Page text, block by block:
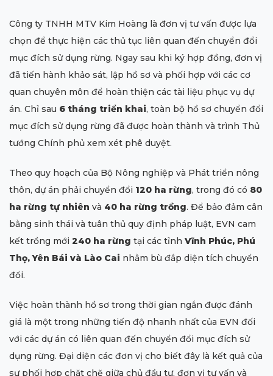
Công ty TNHH MTV Kim Hoàng là đơn vị tư vấn được lựa
chọn để thực hiện các thủ tục liên quan đến chuyển đổi
mục đích sử dụng rừng. Ngay sau khi ký hợp đồng, đơn vị
đã tiến hành khảo sát, lập hồ sơ và phối hợp với các cơ
quan chuyên môn để hoàn thiện các tài liệu phục vụ dự
án. Chỉ sau 6 tháng triển khai, toàn bộ hồ sơ chuyển đổi
mục đích sử dụng rừng đã được hoàn thành và trình Thủ
tướng Chính phủ xem xét phê duyệt.
Theo quy hoạch của Bộ Nông nghiệp và Phát triển nông
thôn, dự án phải chuyển đổi 120 ha rừng, trong đó có 80
ha rừng tự nhiên và 40 ha rừng trồng. Để bảo đảm cân
bằng sinh thái và tuân thủ quy định pháp luật, EVN cam
kết trồng mới 240 ha rừng tại các tỉnh Vĩnh Phúc, Phú
Thọ, Yên Bái và Lào Cai nhằm bù đắp diện tích chuyển
đổi.
Việc hoàn thành hồ sơ trong thời gian ngắn được đánh
giá là một trong những tiến độ nhanh nhất của EVN đối
với các dự án có liên quan đến chuyển đổi mục đích sử
dụng rừng. Đại diện các đơn vị cho biết đây là kết quả của
sự phối hợp chặt chẽ giữa chủ đầu tư, đơn vị tư vấn và